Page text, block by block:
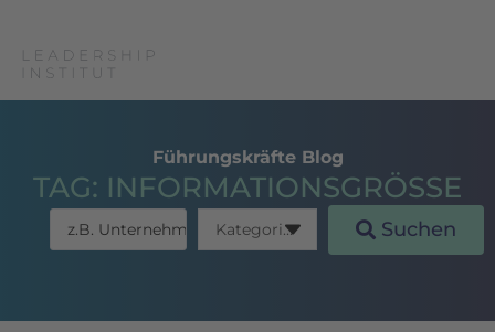
Führungskräfte Blog
TAG: INFORMATIONSGRÖSSE
Suchen